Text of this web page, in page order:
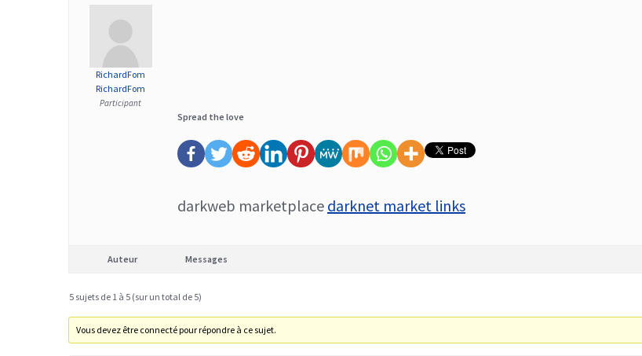
RichardFom
RichardFom
Participant
Spread the love
darkweb marketplace darknet market links
Auteur Messages
5 sujets de 1 à 5 (sur un total de 5)
Vous devez être connecté pour répondre à ce sujet.